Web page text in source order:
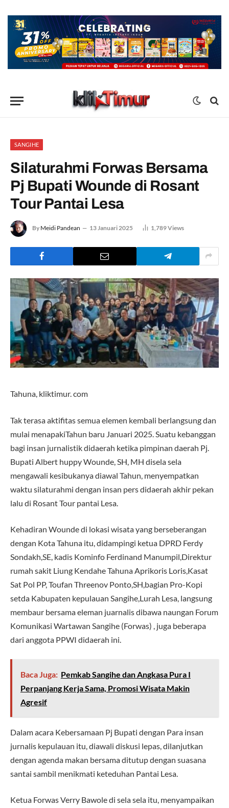
SANGIHE
Silaturahmi Forwas Bersama
Pj Bupati Wounde di Rosant
Tour Pantai Lesa
By Meidi Pandean 13 Januari 2025 1,789Views
Tahuna, kliktimur. com
Tak terasa aktifitas semua elemen kembali berlangsung dan
mulai menapakiTahun baru Januari 2025. Suatu kebanggan
bagi insan jurnalistik didaerah ketika pimpinan daerah Pj.
Bupati Albert huppy Wounde, SH, MH disela sela
mengawali kesibukanya diawal Tahun, menyempatkan
waktu silaturahmi dengan insan pers didaerah akhir pekan
lalu di Rosant Tour pantai Lesa.
Kehadiran Wounde di lokasi wisata yang berseberangan
dengan Kota Tahuna itu, didampingi ketua DPRD Ferdy
Sondakh,SE, kadis Kominfo Ferdinand Manumpil,Direktur
rumah sakit Liung Kendahe Tahuna Aprikoris Loris,Kasat
Sat Pol PP, Toufan Threenov Ponto,SH,bagian Pro-Kopi
setda Kabupaten kepulauan Sangihe,Lurah Lesa, langsung
membaur bersama eleman juarnalis dibawa naungan Forum
Komunikasi Wartawan Sangihe (Forwas) , juga beberapa
dari anggota PPWI didaerah ini.
Baca Juga: Pemkab Sangihe dan Angkasa Pura I
Perpanjang Kerja Sama, Promosi Wisata Makin
Agresif
Dalam acara Kebersamaan Pj Bupati dengan Para insan
jurnalis kepulauan itu, diawali diskusi lepas, dilanjutkan
dengan agenda makan bersama ditutup dengan suasana
santai sambil menikmati keteduhan Pantai Lesa.
Ketua Forwas Verry Bawole di sela sela itu, menyampaikan